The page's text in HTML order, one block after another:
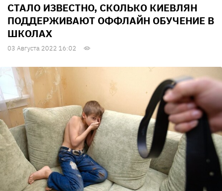
СТАЛО ИЗВЕСТНО, СКОЛЬКО КИЕВЛЯН
ПОДДЕРЖИВАЮТ ОФФЛАЙН ОБУЧЕНИЕ В
ШКОЛАХ
03 Августа 2022 16:02